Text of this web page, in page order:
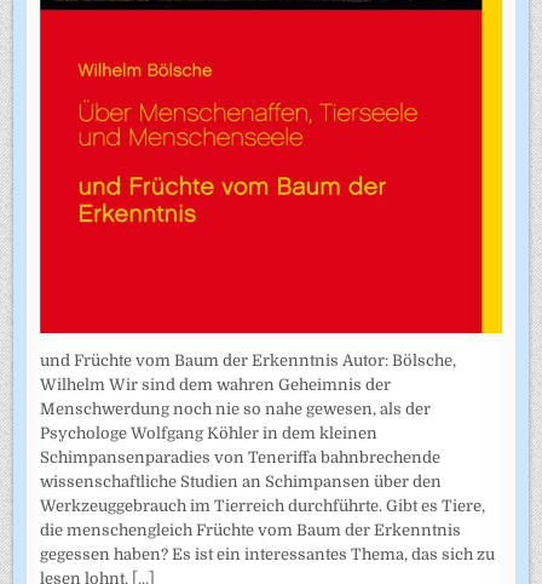
und Früchte vom Baum der Erkenntnis Autor: Bölsche,
Wilhelm Wir sind dem wahren Geheimnis der
Menschwerdung noch nie so nahe gewesen, als der
Psychologe Wolfgang Köhler in dem kleinen
Schimpansenparadies von Teneriffa bahnbrechende
wissenschaftliche Studien an Schimpansen über den
Werkzeuggebrauch im Tierreich durchführte. Gibt es Tiere,
die menschengleich Früchte vom Baum der Erkenntnis
gegessen haben? Es ist ein interessantes Thema, das sich zu
lesen lohnt. [...]